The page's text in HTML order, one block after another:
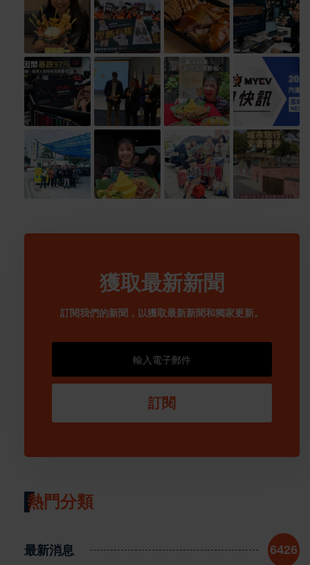
獲取最新新聞
訂閱我們的新聞，以獲取最新新聞和獨家更新。
訂閱
熱門分類
最新消息 6426